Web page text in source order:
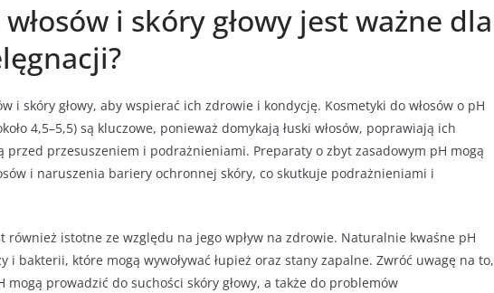
i skóry głowy jest ważne dla
i skóry głowy, aby wspierać ich zdrowie i kondycję. Kosmetyki do włosów o pH
4,5–5,5) są kluczowe, ponieważ domykają łuski włosów, poprawiają ich
przed przesuszeniem i podrażnieniami. Preparaty o zbyt zasadowym pH mogą
i naruszenia bariery ochronnej skóry, co skutkuje podrażnieniami i
również istotne ze względu na jego wpływ na zdrowie. Naturalnie kwaśne pH
i bakterii, które mogą wywoływać łupież oraz stany zapalne. Zwróć uwagę na to,
prowadzić do suchości skóry głowy, a także do problemów